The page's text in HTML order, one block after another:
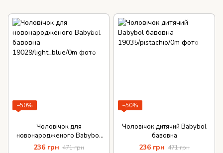
−50%
Чоловічок для
новонародженого Babybol
бавовна
236 грн 471 грн
−50%
Чоловічок дитячий Babybol
бавовна
236 грн 471 грн